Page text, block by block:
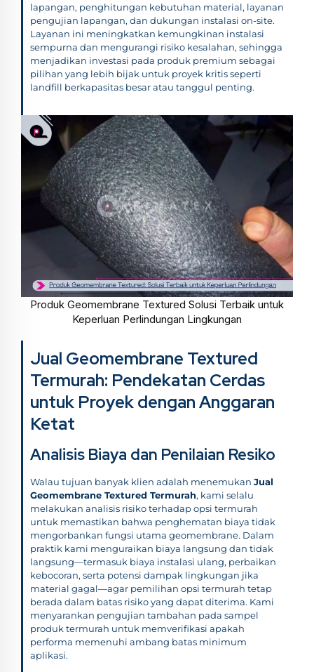
lapangan, penghitungan kebutuhan material, layanan
pengujian lapangan, dan dukungan instalasi on-site.
Layanan ini meningkatkan kemungkinan instalasi
sempurna dan mengurangi risiko kesalahan, sehingga
menjadikan investasi pada produk premium sebagai
pilihan yang lebih bijak untuk proyek kritis seperti
landfill berkapasitas besar atau tanggul penting.
Produk Geomembrane Textured Solusi Terbaik untuk
Keperluan Perlindungan Lingkungan
Jual Geomembrane Textured
Termurah: Pendekatan Cerdas
untuk Proyek dengan Anggaran
Ketat
Analisis Biaya dan Penilaian Resiko
Walau tujuan banyak klien adalah menemukan Jual
Geomembrane Textured Termurah, kami selalu
melakukan analisis risiko terhadap opsi termurah
untuk memastikan bahwa penghematan biaya tidak
mengorbankan fungsi utama geomembrane. Dalam
praktik kami menguraikan biaya langsung dan tidak
langsung—termasuk biaya instalasi ulang, perbaikan
kebocoran, serta potensi dampak lingkungan jika
material gagal—agar pemilihan opsi termurah tetap
berada dalam batas risiko yang dapat diterima. Kami
menyarankan pengujian tambahan pada sampel
produk termurah untuk memverifikasi apakah
performa memenuhi ambang batas minimum
aplikasi.